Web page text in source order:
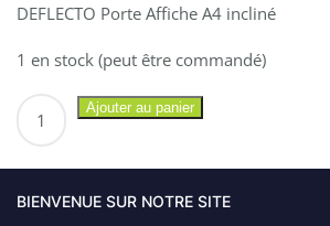
DEFLECTO Porte Affiche A4 incliné
1 en stock (peut être commandé)
Affiche
Ajouter au panier
BIENVENUE SUR NOTRE SITE